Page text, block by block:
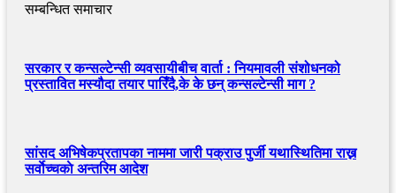
सम्बन्धित समाचार
सरकार र कन्सल्टेन्सी व्यवसायीबीच वार्ता : नियमावली संशोधनको
प्रस्तावित मस्यौदा तयार पारिँदै,के के छन् कन्सल्टेन्सी माग ?
सांसद अभिषेकप्रतापका नाममा जारी पक्राउ पुर्जी यथास्थितिमा राख्न
सर्वाेच्चकाे अन्तरिम आदेश